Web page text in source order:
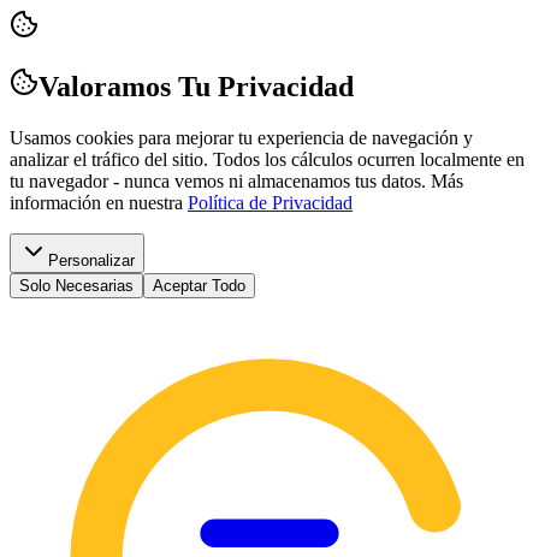
Valoramos Tu Privacidad
Usamos cookies para mejorar tu experiencia de navegación y
analizar el tráfico del sitio. Todos los cálculos ocurren localmente en
tu navegador - nunca vemos ni almacenamos tus datos. Más
información en nuestra Política de Privacidad
Personalizar
Solo Necesarias
Aceptar Todo